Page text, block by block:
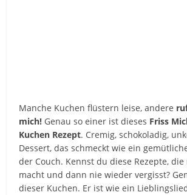
Manche Kuchen flüstern leise, andere
mich! Genau so einer ist dieses Friss
Kuchen Rezept. Cremig, schokoladig,
Dessert, das schmeckt wie ein
der Couch. Kennst du diese Rezepte,
macht und dann nie wieder vergisst?
dieser Kuchen. Er ist wie ein